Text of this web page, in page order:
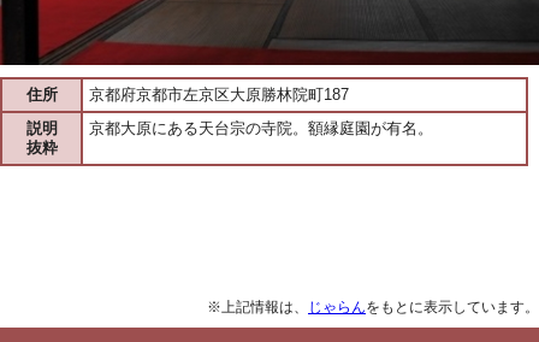
住所
京都府京都市左京区大原勝林院町187
説明
抜粋
京都大原にある天台宗の寺院。額縁庭園が有名。
※上記情報は、 じゃらん をもとに表示しています。